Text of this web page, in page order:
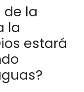
de la
la
estará